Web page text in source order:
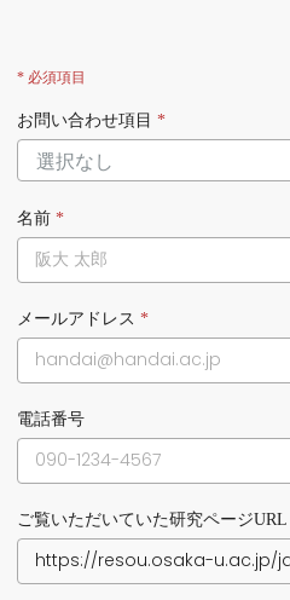
* 必須項目
お問い合わせ項目 *
名前 *
メールアドレス *
電話番号
ご覧いただいていた研究ページURL